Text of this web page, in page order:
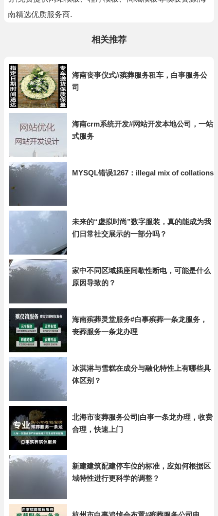
南精选优质服务商.
相关推荐
海南丧事仪式#殡葬服务租车，白事服务公
司
海南crm系统开发#网站开发本地公司，一站
式服务
MYSQL错误1267：illegal mix of collations
未来的“虚拟时尚”数字服装，真的能成为我
们日常社交展示的一部分吗？
家中不同区域插座间歇性断电，可能是什么
原因导致的？
海南殡葬灵堂服务#白事殡葬一条龙服务，
丧葬服务一条龙办理
冰淇淋与雪糕在成分与融化特性上有哪些具
体区别？
北海市丧葬服务公司|白事一条龙办理，收费
合理，快速上门
新建建筑配建停车位的标准，应如何根据区
域特性进行更科学的调整？